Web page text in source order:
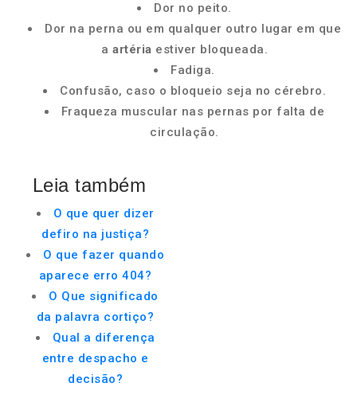
Dor no peito.
Dor na perna ou em qualquer outro lugar em que
a artéria estiver bloqueada.
Fadiga.
Confusão, caso o bloqueio seja no cérebro.
Fraqueza muscular nas pernas por falta de
circulação.
Leia também
O que quer dizer
defiro na justiça?
O que fazer quando
aparece erro 404?
O Que significado
da palavra cortiço?
Qual a diferença
entre despacho e
decisão?